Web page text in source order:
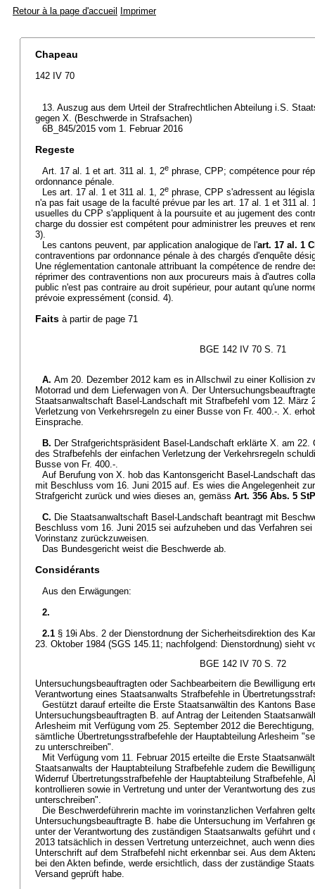
Retour à la page d'accueil Imprimer
Chapeau
142 IV 70
13. Auszug aus dem Urteil der Strafrechtlichen Abteilung i.S.
gegen X. (Beschwerde in Strafsachen)
6B_845/2015 vom 1. Februar 2016
Regeste
Art. 17 al. 1 et art. 311 al. 1, 2e phrase, CPP; compétence pour
ordonnance pénale.
Les art. 17 al. 1 et 311 al. 1, 2e phrase, CPP s'adressent au
n'a pas fait usage de la faculté prévue par les art. 17 al. 1 et 311 al.
usuelles du CPP s'appliquent à la poursuite et au jugement des
charge du dossier est compétent pour administrer les preuves et
3).
Les cantons peuvent, par application analogique de l'art. 17 al. 1
contraventions par ordonnance pénale à des chargés d'enquête
Une réglementation cantonale attribuant la compétence de rendre
réprimer des contraventions non aux procureurs mais à d'autres
public n'est pas contraire au droit supérieur, pour autant qu'une
prévoie expressément (consid. 4).
Faits à partir de page 71
BGE 142 IV 70 S. 71
A. Am 20. Dezember 2012 kam es in Allschwil zu einer Kollision
Motorrad und dem Lieferwagen von A. Der
Staatsanwaltschaft Basel-Landschaft mit Strafbefehl vom 12. März
Verletzung von Verkehrsregeln zu einer Busse von Fr. 400.-. X.
Einsprache.
B. Der Strafgerichtspräsident Basel-Landschaft erklärte X. am 22.
des Strafbefehls der einfachen Verletzung der Verkehrsregeln
Busse von Fr. 400.-.
Auf Berufung von X. hob das Kantonsgericht Basel-Landschaft
mit Beschluss vom 16. Juni 2015 auf. Es wies die Angelegenheit
Strafgericht zurück und wies dieses an, gemäss Art. 356 Abs. 5
C. Die Staatsanwaltschaft Basel-Landschaft beantragt mit
Beschluss vom 16. Juni 2015 sei aufzuheben und das Verfahren
Vorinstanz zurückzuweisen.
Das Bundesgericht weist die Beschwerde ab.
Considérants
Aus den Erwägungen:
2.
2.1 § 19i Abs. 2 der Dienstordnung der Sicherheitsdirektion des
23. Oktober 1984 (SGS 145.11; nachfolgend: Dienstordnung) sieht
BGE 142 IV 70 S. 72
Untersuchungsbeauftragten oder Sachbearbeitern die Bewilligung
Verantwortung eines Staatsanwalts Strafbefehle in
Gestützt darauf erteilte die Erste Staatsanwältin des Kantons
Untersuchungsbeauftragten B. auf Antrag der Leitenden
Arlesheim mit Verfügung vom 25. September 2012 die
sämtliche Übertretungsstrafbefehle der Hauptabteilung Arlesheim
zu unterschreiben".
Mit Verfügung vom 11. Februar 2015 erteilte die Erste
Staatsanwalts der Hauptabteilung Strafbefehle zudem die
Widerruf Übertretungsstrafbefehle der Hauptabteilung Strafbefehle,
kontrollieren sowie in Vertretung und unter der Verantwortung des
unterschreiben".
Die Beschwerdeführerin machte im vorinstanzlichen Verfahren
Untersuchungsbeauftragte B. habe die Untersuchung im Verfahren
unter der Verantwortung des zuständigen Staatsanwalts geführt
2013 tatsächlich in dessen Vertretung unterzeichnet, auch wenn
Unterschrift auf dem Strafbefehl nicht erkennbar sei. Aus dem
bei den Akten befinde, werde ersichtlich, dass der zuständige
Versand geprüft habe.